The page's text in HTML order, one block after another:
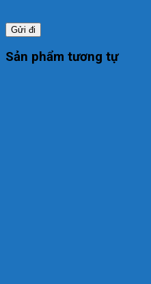
Sản phẩm tương tự